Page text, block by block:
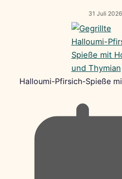
31 Juli 2026
Halloumi-Pfirsich-Spieße